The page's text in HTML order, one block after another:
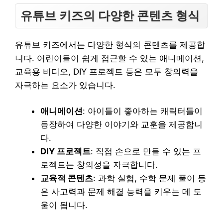
유튜브 키즈의 다양한 콘텐츠 형식
유튜브 키즈에서는 다양한 형식의 콘텐츠를 제공합
니다. 어린이들이 쉽게 접근할 수 있는 애니메이션,
교육용 비디오, DIY 프로젝트 등은 모두 창의력을
자극하는 요소가 있습니다.
애니메이션: 아이들이 좋아하는 캐릭터들이
등장하여 다양한 이야기와 교훈을 제공합니
다.
DIY 프로젝트: 직접 손으로 만들 수 있는 프
로젝트는 창의성을 자극합니다.
교육적 콘텐츠: 과학 실험, 수학 문제 풀이 등
은 사고력과 문제 해결 능력을 키우는 데 도
움이 됩니다.